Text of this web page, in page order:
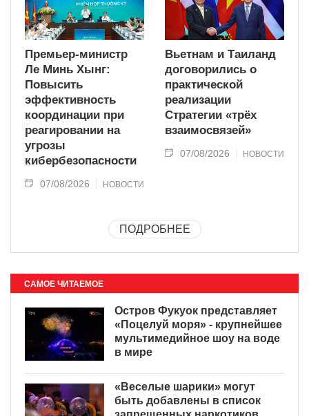
Премьер-министр
Ле Минь Хынг:
Повысить
эффективность
координации при
реагировании на
угрозы
кибербезопасности
07/08/2026 НОВОСТИ
Вьетнам и Таиланд
договорились о
практической
реализации
Стратегии «трёх
взаимосвязей»
07/08/2026 НОВОСТИ
ПОДРОБНЕЕ
САМОЕ ЧИТАЕМОЕ
Остров Фукуок представляет
«Поцелуй моря» - крупнейшее
мультимедийное шоу на воде
в мире
«Веселые шарики» могут
быть добавлены в список